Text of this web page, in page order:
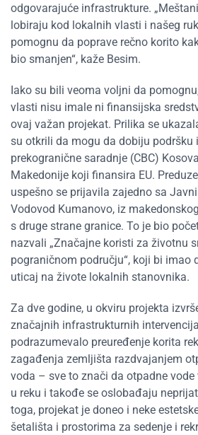
odgovarajuće infrastrukture.
lobiraju kod lokalnih vlasti i našeg
pomognu da poprave rečno korito
bio smanjen“, kaže Besim.
Iako su bili veoma voljni da
vlasti nisu imale ni finansijska
ovaj važan projekat. Prilika se
su otkrili da mogu da dobiju podršku
prekogranične saradnje (CBC)
Makedonije koji finansira EU.
uspešno se prijavila zajedno sa
Vodovod Kumanovo, iz
s druge strane granice. To je bio
nazvali „Značajne koristi za životnu
pograničnom području“, koji bi imao
uticaj na živote lokalnih stanovnika.
Za dve godine, u okviru projekta
značajnih infrastrukturnih
podrazumevalo preuređenje korita
zagađenja zemljišta razdvajanjem
voda – sve to znači da otpadne vode
u reku i takođe se oslobađaju
toga, projekat je doneo i neke
šetališta i prostorima za sedenje i